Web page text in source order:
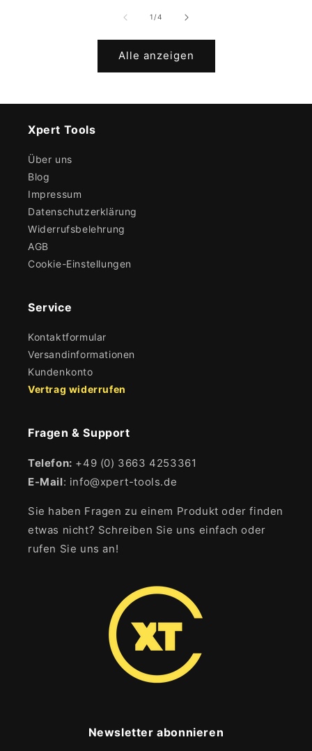
1 /von
4
Alle anzeigen
Xpert Tools
Über uns
Blog
Impressum
Datenschutzerklärung
Widerrufsbelehrung
AGB
Cookie-Einstellungen
Service
Kontaktformular
Versandinformationen
Kundenkonto
Vertrag widerrufen
Fragen & Support
Telefon: +49 (0) 3663 4253361
E-Mail: info@xpert-tools.de
Sie haben Fragen zu einem Produkt oder finden
etwas nicht? Schreiben Sie uns einfach oder
rufen Sie uns an!
Newsletter abonnieren